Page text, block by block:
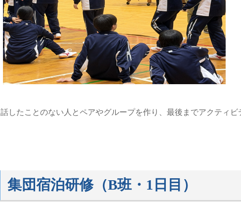
話したことのない人とペアやグループを作り、最後までアクティビ
集団宿泊研修（B班・1日目）